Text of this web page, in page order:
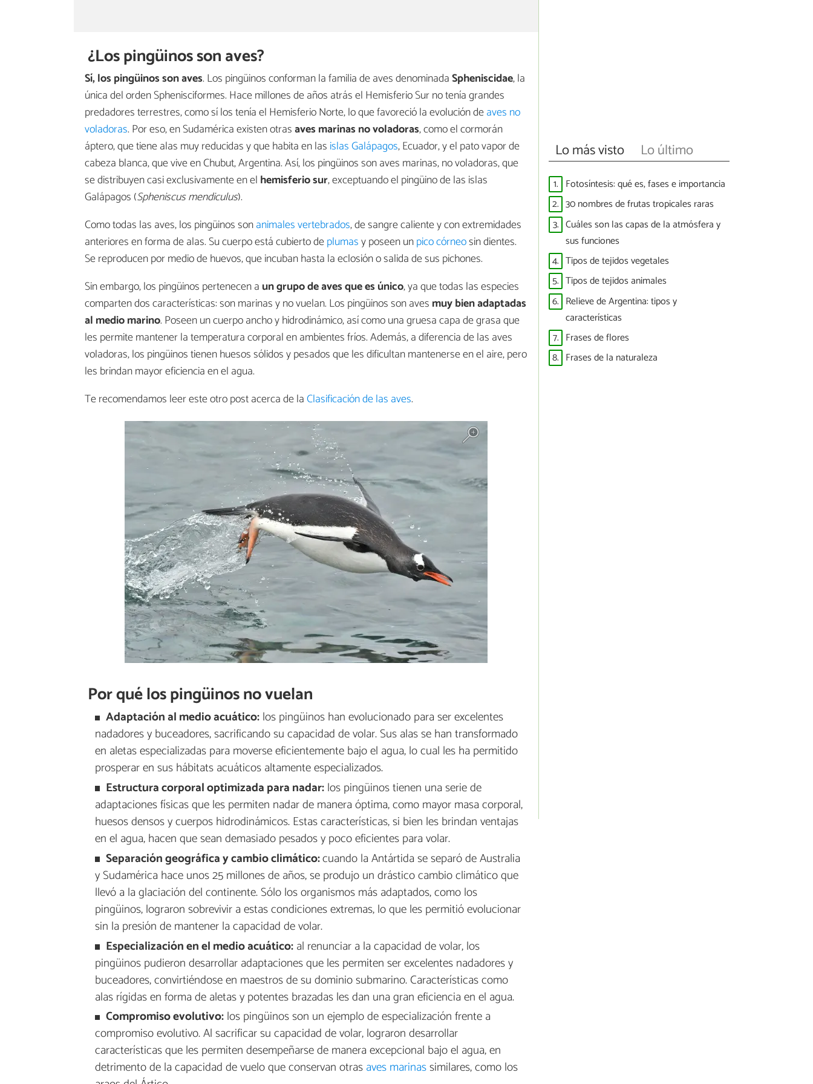
¿Los pingüinos son aves?
Sí, los pingüinos son aves. Los pingüinos conforman la familia de aves denominadaSpheniscidae, la
única del orden Sphenisciformes. Hace millones de años atrás el Hemisferio Sur no tenía grandes
predadores terrestres, como sí los tenía el Hemisferio Norte, lo que favoreció la evolución deaves no
voladoras. Por eso, en Sudamérica existen otrasaves marinas no voladoras, como el cormorán
áptero, que tiene alas muy reducidas y que habita en las islas Galápagos, Ecuador, y el pato vapor de
cabeza blanca, que vive en Chubut, Argentina. Así, los pingüinos son aves marinas, no voladoras, que
se distribuyen casi exclusivamente en el hemisferio sur, exceptuando el pingüino de las islas
Galápagos (Spheniscus mendiculus).
Como todas las aves, los pingüinos sonanimales vertebrados, de sangre caliente y con extremidades
anteriores en forma de alas. Su cuerpo está cubierto deplumasy poseen unpico córneosin dientes.
Se reproducen por medio de huevos, que incuban hasta la eclosión o salida de sus pichones.
Sin embargo, los pingüinos pertenecen a un grupo de aves que es único, ya que todas las especies
comparten dos características: son marinas y no vuelan. Los pingüinos son aves muy bien adaptadas
al medio marino. Poseen un cuerpo ancho y hidrodinámico, así como una gruesa capa de grasa que
les permite mantener la temperatura corporal en ambientes fríos. Además, a diferencia de las aves
voladoras, los pingüinos tienen huesos sólidos y pesados que les dificultan mantenerse en el aire, pero
les brindan mayor eficiencia en el agua.
Te recomendamos leer este otro post acerca de laClasificación de las aves.
Por qué los pingüinos no vuelan
Adaptación al medio acuático:los pingüinos han evolucionado para ser excelentes
nadadores y buceadores, sacrificando su capacidad de volar. Sus alas se han transformado
en aletas especializadas para moverse eficientemente bajo el agua, lo cual les ha permitido
prosperar en sus hábitats acuáticos altamente especializados.
Estructura corporal optimizada para nadar:los pingüinos tienen una serie de
adaptaciones físicas que les permiten nadar de manera óptima, como mayor masa corporal,
huesos densos y cuerpos hidrodinámicos. Estas características, si bien les brindan ventajas
en el agua, hacen que sean demasiado pesados y poco eficientes para volar.
Separación geográfica y cambio climático:cuando la Antártida se separó de Australia
y Sudamérica hace unos 25 millones de años, se produjo un drástico cambio climático que
llevó a la glaciación del continente. Sólo los organismos más adaptados, como los
pingüinos, lograron sobrevivir a estas condiciones extremas, lo que les permitió evolucionar
sin la presión de mantener la capacidad de volar.
Especialización en el medio acuático:al renunciar a la capacidad de volar, los
pingüinos pudieron desarrollar adaptaciones que les permiten ser excelentes nadadores y
buceadores, convirtiéndose en maestros de su dominio submarino. Características como
alas rígidas en forma de aletas y potentes brazadas les dan una gran eficiencia en el agua.
Compromiso evolutivo:los pingüinos son un ejemplo de especialización frente a
compromiso evolutivo. Al sacrificar su capacidad de volar, lograron desarrollar
características que les permiten desempeñarse de manera excepcional bajo el agua, en
detrimento de la capacidad de vuelo que conservan otrasaves marinassimilares, como los
Lo más visto Lo último
1. Fotosíntesis: qué es, fases e importancia
2. 30 nombres de frutas tropicales raras
3. Cuáles son las capas de la atmósfera y
sus funciones
4. Tipos de tejidos vegetales
5. Tipos de tejidos animales
6. Relieve de Argentina: tipos y
características
7. Frases de flores
8. Frases de la naturaleza